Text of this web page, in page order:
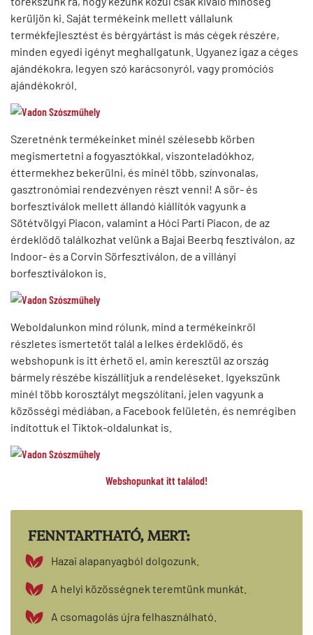
kerüljön ki. Saját termékeink mellett vállalunk
termékfejlesztést és bérgyártást is más cégek részére,
minden egyedi igényt meghallgatunk. Ugyanez igaz a céges
ajándékokra, legyen szó karácsonyról, vagy promóciós
ajándékokról.
Szeretnénk termékeinket minél szélesebb körben
megismertetni a fogyasztókkal, viszonteladókhoz,
éttermekhez bekerülni, és minél több, színvonalas,
gasztronómiai rendezvényen részt venni! A sör- és
borfesztiválok mellett állandó kiállítók vagyunk a
Sötétvölgyi Piacon, valamint a Hóci Parti Piacon, de az
érdeklődő találkozhat velünk a Bajai Beerbq fesztiválon, az
Indoor- és a Corvin Sörfesztiválon, de a villányi
borfesztiválokon is.
Weboldalunkon mind rólunk, mind a termékeinkről
részletes ismertetőt talál a lelkes érdeklődő, és
webshopunk is itt érhető el, amin keresztül az ország
bármely részébe kiszállítjuk a rendeléseket. Igyekszünk
minél több korosztályt megszólítani, jelen vagyunk a
közösségi médiában, a Facebook felületén, és nemrégiben
indítottuk el Tiktok-oldalunkat is.
Webshopunkat itt találod!
FENNTARTHATÓ, MERT:
Hazai alapanyagból dolgozunk.
A helyi közösségnek teremtünk munkát.
A csomagolás újra felhasználható.